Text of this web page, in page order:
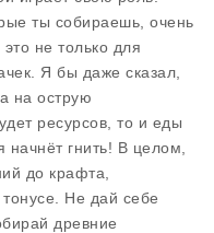
ты собираешь, очень
не только для
Я бы даже сказал,
на острую
ресурсов, то и еды
гнить! В целом,
до крафта,
Не дай себе
древние